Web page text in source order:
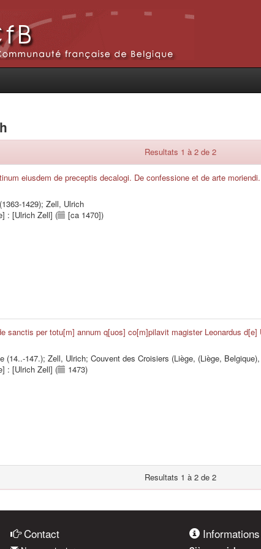
Resultats 1 à 2 de 2
eiusdem de preceptis decalogi. De confessione et de arte moriendi.
1429); Zell, Ulrich
: [Ulrich Zell] (
[ca 1470])
sanctis per totu[m] annum q[uos] co[m]pilavit magister Leonardus d[e]
(14..-147.); Zell, Ulrich; Couvent des Croisiers (Liège, (Liège, Belgique)
: [Ulrich Zell] (
1473)
Resultats 1 à 2 de 2
Contact Informations